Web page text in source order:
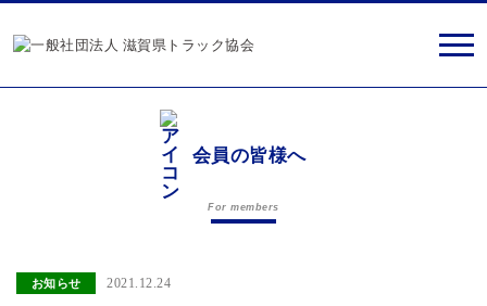
会員の皆様へ
For members
お知らせ 2021.12.24